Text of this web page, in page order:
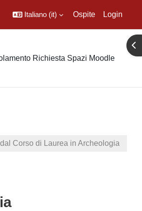
Italiano ‎(it)‎ Ospite Login
Richiesta Spazi Moodle
Corso di Laurea in Archeologia